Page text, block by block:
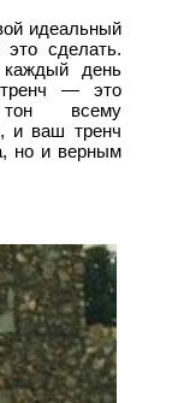
идеальный
сделать.
день
— это
всему
и ваш тренч
но и верным